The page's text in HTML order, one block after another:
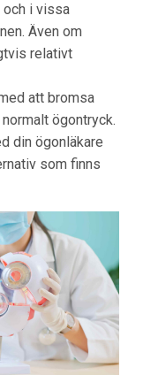
i vissa
Även om
relativt
att bromsa
ögontryck.
din ögonläkare
som finns